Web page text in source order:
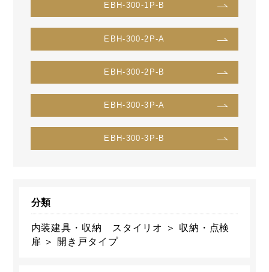
EBH-300-1P-B
EBH-300-2P-A
EBH-300-2P-B
EBH-300-3P-A
EBH-300-3P-B
分類
内装建具・収納 スタイリオ ＞ 収納・点検
扉 ＞ 開き戸タイプ